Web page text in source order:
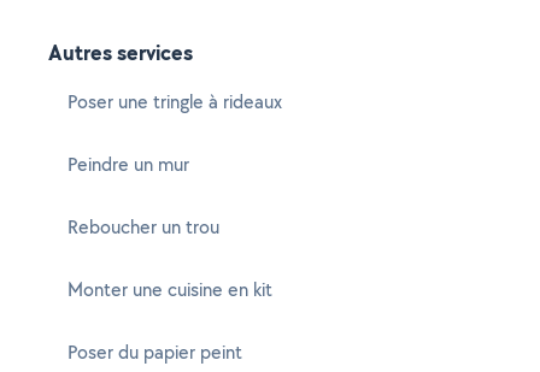
Autres services
Poser une tringle à rideaux
Peindre un mur
Reboucher un trou
Monter une cuisine en kit
Poser du papier peint